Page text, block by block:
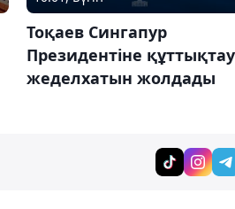
Тоқаев Сингапур
Президентіне құттықтау
жеделхатын жолдады